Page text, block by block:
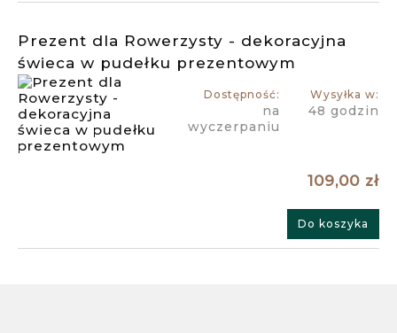
Prezent dla Rowerzysty - dekoracyjna
świeca w pudełku prezentowym
Dostępność:
na
wyczerpaniu
Wysyłka w:
48 godzin
109,00 zł
Do koszyka